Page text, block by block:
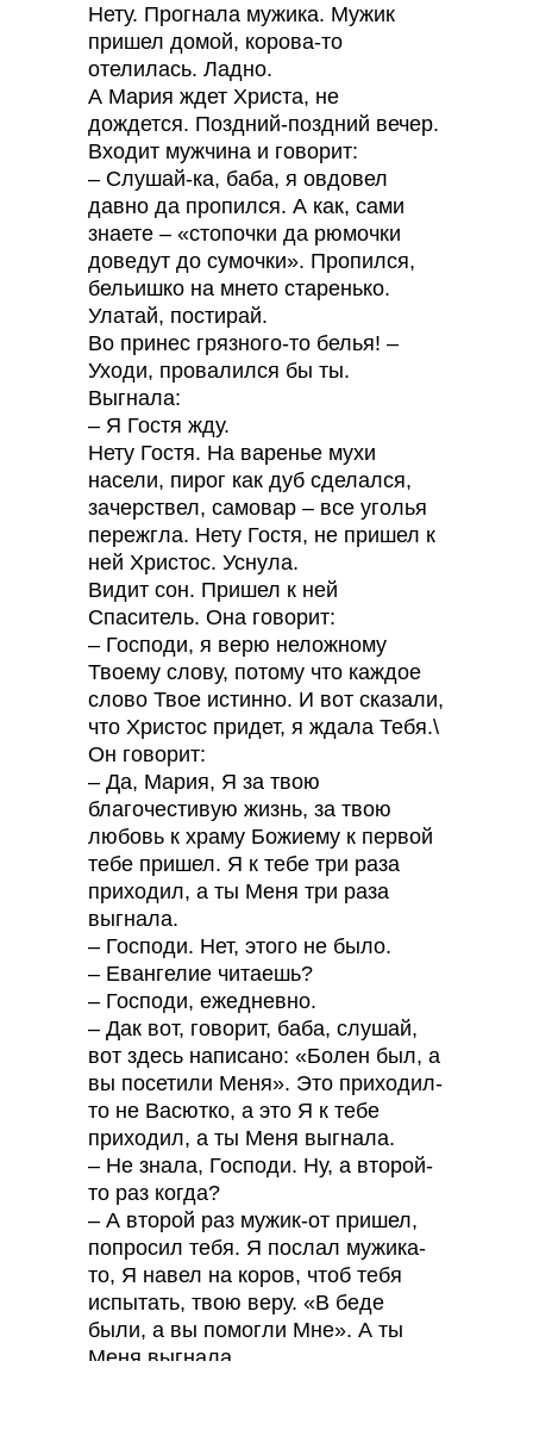
Нету. Прогнала мужика. Мужик
пришел домой, корова-то
отелилась. Ладно.
А Мария ждет Христа, не
дождется. Поздний-поздний вечер.
Входит мужчина и говорит:
– Слушай-ка, баба, я овдовел
давно да пропился. А как, сами
знаете – «стопочки да рюмочки
доведут до сумочки». Пропился,
бельишко на мнето старенько.
Улатай, постирай.
Во принес грязного-то белья! –
Уходи, провалился бы ты.
Выгнала:
– Я Гостя жду.
Нету Гостя. На варенье мухи
насели, пирог как дуб сделался,
зачерствел, самовар – все уголья
пережгла. Нету Гостя, не пришел к
ней Христос. Уснула.
Видит сон. Пришел к ней
Спаситель. Она говорит:
– Господи, я верю неложному
Твоему слову, потому что каждое
слово Твое истинно. И вот сказали,
что Христос придет, я ждала Тебя.\
Он говорит:
– Да, Мария, Я за твою
благочестивую жизнь, за твою
любовь к храму Божиему к первой
тебе пришел. Я к тебе три раза
приходил, а ты Меня три раза
выгнала.
– Господи. Нет, этого не было.
– Евангелие читаешь?
– Господи, ежедневно.
– Дак вот, говорит, баба, слушай,
вот здесь написано: «Болен был, а
вы посетили Меня». Это приходил-
то не Васютко, а это Я к тебе
приходил, а ты Меня выгнала.
– Не знала, Господи. Ну, а второй-
то раз когда?
– А второй раз мужик-от пришел,
попросил тебя. Я послал мужика-
то, Я навел на коров, чтоб тебя
испытать, твою веру. «В беде
были, а вы помогли Мне». А ты
Меня выгнала.